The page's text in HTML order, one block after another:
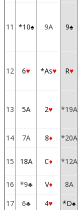
11 *10♠ 9A 9♠
12 6♥ *As♥ R♥
13 5A 2♥ *19A
14
7A 8♦ *20A
15 18A C♦ *12A
16
*9♣ V♦ 8A
17
6♣ 4♥ *D♠